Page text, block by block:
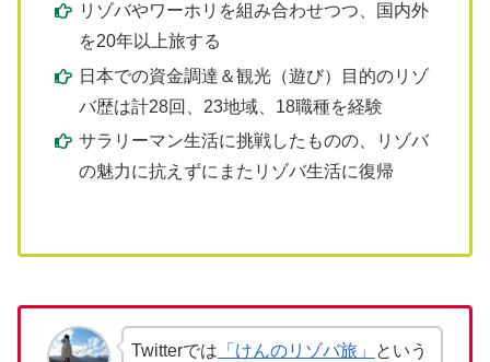
リゾバやワーホリを組み合わせつつ、国内外
を20年以上旅する
日本での資金調達＆観光（遊び）目的のリゾ
バ歴は計28回、23地域、18職種を経験
サラリーマン生活に挑戦したものの、リゾバ
の魅力に抗えずにまたリゾバ生活に復帰
Twitterでは 「けんのリゾバ旅」
という